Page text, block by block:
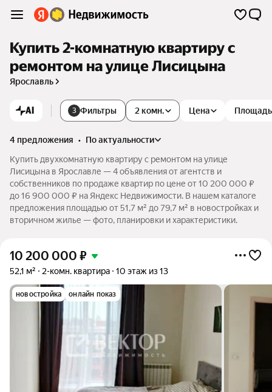
Купить 2-комнатную квартиру с
ремонтом на улице Лисицына
Ярославль
AI 3 Фильтры 2 комн. Цена Площадь
4 предложения •
по актуальности
Купить двухкомнатную квартиру с ремонтом на улице
Лисицына в Ярославле — 4 объявления от агентств и
собственников по продаже квартир по цене от 10 200 000 ₽
до 16 900 000 ₽ на Яндекс Недвижимости. В нашем каталоге
предложения площадью от 51,7 м² до 79,7 м² в новостройках и
вторичном жилье — фото, планировки и характеристики.
10 200 000 ₽
52,1 м² 2-комн. квартира 10 этаж из 13
новостройка онлайн показ